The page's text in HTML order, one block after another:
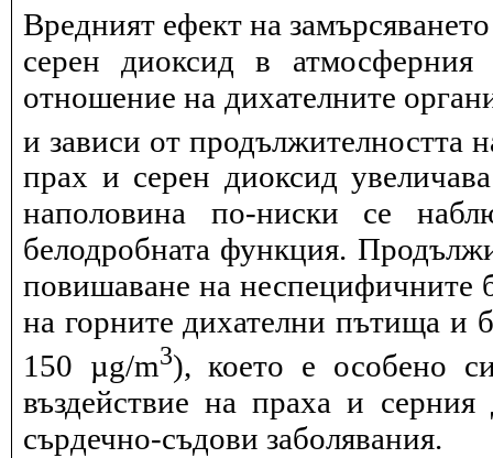
Вредният ефект на
серен диоксид в атмосферния
отношение на дихателните
и зависи от продължителността
прах и серен диоксид
наполовина по-ниски се
белодробната функция.
повишаване на неспецифичните
на горните дихателни пътища и
150 µg/m3), което е особено
въздействие на праха и
сърдечно-съдови заболявания.